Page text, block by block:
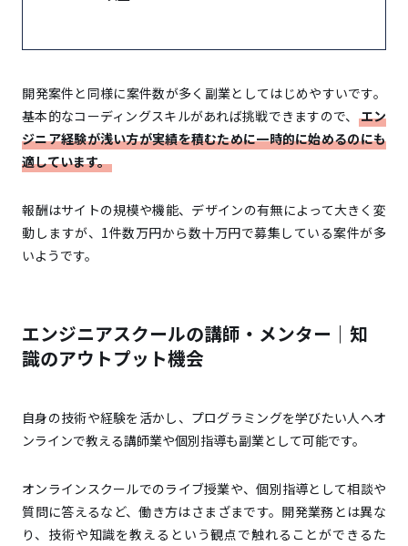
開発案件と同様に案件数が多く副業としてはじめやすいです。
基本的なコーディングスキルがあれば挑戦できますので、 エン
ジニア経験が浅い方が実績を積むために一時的に始めるのにも
適しています。
報酬はサイトの規模や機能、デザインの有無によって大きく変
動しますが、1件数万円から数十万円で募集している案件が多
いようです。
エンジニアスクールの講師・メンター｜知
識のアウトプット機会
自身の技術や経験を活かし、プログラミングを学びたい人へオ
ンラインで教える講師業や個別指導も副業として可能です。
オンラインスクールでのライブ授業や、個別指導として相談や
質問に答えるなど、働き方はさまざまです。開発業務とは異な
り、技術や知識を教えるという観点で触れることができるた